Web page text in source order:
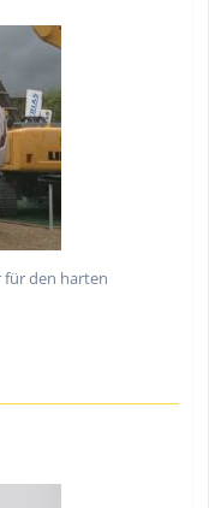
für den harten